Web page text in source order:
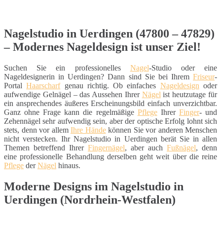
Nagelstudio in Uerdingen (47800 – 47829)
– Modernes Nageldesign ist unser Ziel!
Suchen Sie ein professionelles Nagel-Studio oder eine
Nageldesignerin in Uerdingen? Dann sind Sie bei Ihrem Friseur-
PortalHaarscharfgenau richtig. Ob einfaches Nageldesign oder
aufwendige Gelnägel – das Aussehen Ihrer Nägel ist heutzutage für
ein ansprechendes äußeres Erscheinungsbild einfach unverzichtbar.
Ganz ohne Frage kann die regelmäßige PflegeIhrer Finger- und
Zehennägel sehr aufwendig sein, aber der optische Erfolg lohnt sich
stets, denn vor allem Ihre Händekönnen Sie vor anderen Menschen
nicht verstecken. Ihr Nagelstudio in Uerdingen berät Sie in allen
Themen betreffend Ihrer Fingernägel, aber auch Fußnägel, denn
eine professionelle Behandlung derselben geht weit über die reine
Pflege derNägel hinaus.
Moderne Designs im Nagelstudio in
Uerdingen (Nordrhein-Westfalen)